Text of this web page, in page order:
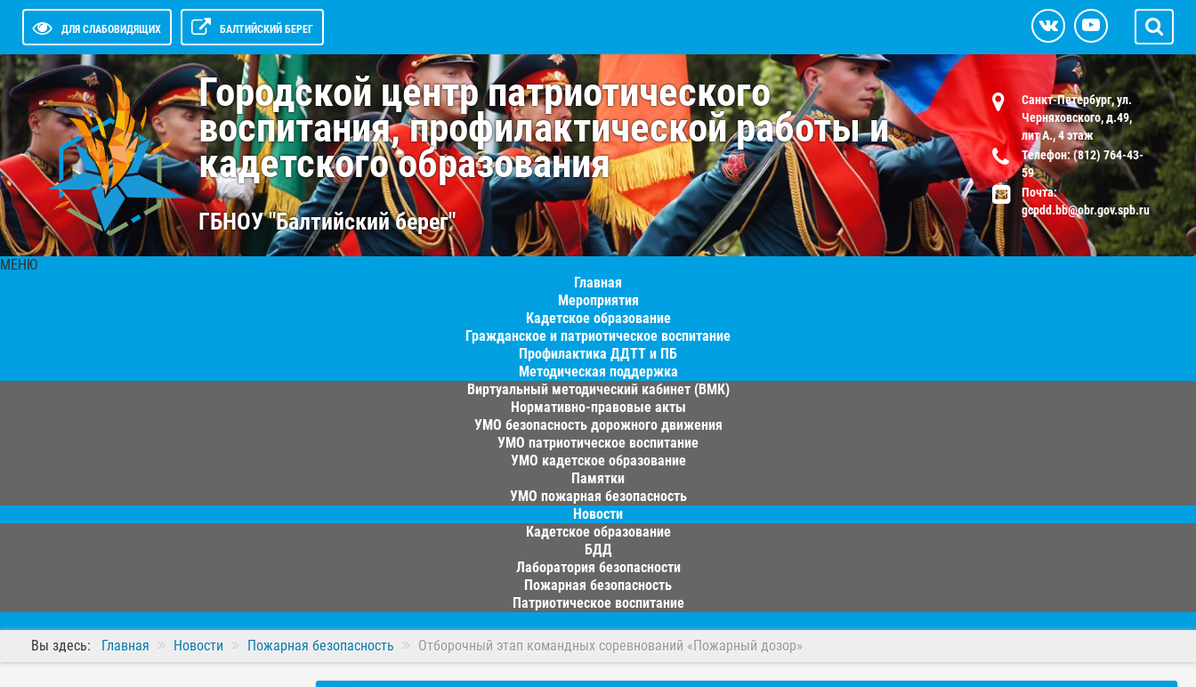
ДЛЯ СЛАБОВИДЯЩИХ БАЛТИЙСКИЙ БЕРЕГ
Городской центр патриотического
воспитания, профилактической работы и
кадетского образования
ГБНОУ "Балтийский берег"
Санкт-Петербург, ул.
Черняховского, д.49,
лит А., 4 этаж
Телефон: (812) 764-43-
59
Почта:
gcpdd.bb@obr.gov.spb.ru
МЕНЮ
Главная
Мероприятия
Кадетское образование
Гражданское и патриотическое воспитание
Профилактика ДДТТ и ПБ
Методическая поддержка
Виртуальный методический кабинет (ВМК)
Нормативно-правовые акты
УМО безопасность дорожного движения
УМО патриотическое воспитание
УМО кадетское образование
Памятки
УМО пожарная безопасность
Новости
Кадетское образование
БДД
Лаборатория безопасности
Пожарная безопасность
Патриотическое воспитание
Вы здесь: Главная Новости Пожарная безопасность Отборочный этап командных соревнований «Пожарный дозор»